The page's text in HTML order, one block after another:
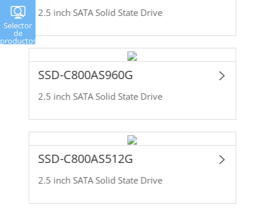
2.5 inch SATA Solid State Drive
SSD-C800AS960G
2.5 inch SATA Solid State Drive
SSD-C800AS512G
2.5 inch SATA Solid State Drive
Selector
de
productos